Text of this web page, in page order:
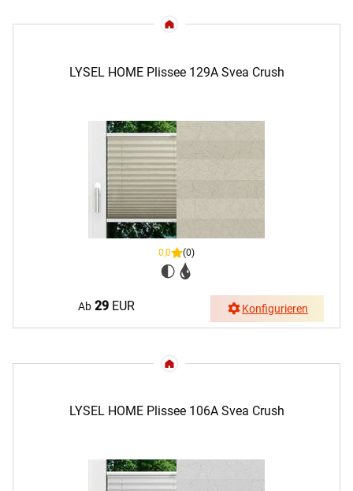
LYSEL HOME Plissee 129A Svea Crush
0,0 (0)
Ab 29 EUR Konfigurieren
LYSEL HOME Plissee 106A Svea Crush